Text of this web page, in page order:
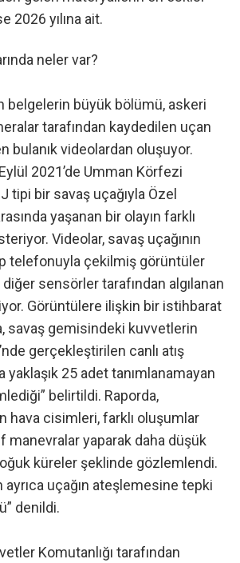
2026 yılına ait.
neler var?
belgelerin büyük bölümü, askeri
tarafından kaydedilen uçan
bulanık videolardan oluşuyor.
2021’de Umman Körfezi
tipi bir savaş uçağıyla Özel
yaşanan bir olayın farklı
Videolar, savaş uçağının
telefonuyla çekilmiş görüntüler
diğer sensörler tarafından algılanan
Görüntülere ilişkin bir istihbarat
savaş gemisindeki kuvvetlerin
gerçekleştirilen canlı atış
yaklaşık 25 adet tanımlanamayan
belirtildi. Raporda,
hava cisimleri, farklı oluşumlar
manevralar yaparak daha düşük
küreler şeklinde gözlemlendi.
uçağın ateşlemesine tepki
denildi.
Komutanlığı tarafından